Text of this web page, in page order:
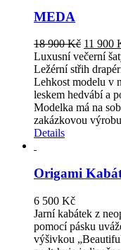
MEDA
18 900Kč Original
price
was:
18
900 Kč.
11 900
Luxusní večerní
Ležérní střih
Lehkost modelu v
leskem hedvábí a
Modelka má na
zakázkovou
Details
Origami
6 500 Kč
Jarní kabátek z
pomocí pásku
výšivkou